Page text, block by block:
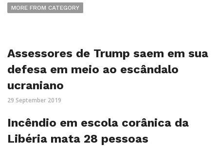
MORE FROM CATEGORY
Assessores de Trump saem em sua
defesa em meio ao escândalo
ucraniano
29 September 2019
Incêndio em escola corânica da
Libéria mata 28 pessoas